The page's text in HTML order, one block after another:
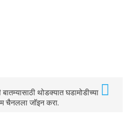
थोडक्यात घडामोडीच्या
चैनलला जॉइन करा.